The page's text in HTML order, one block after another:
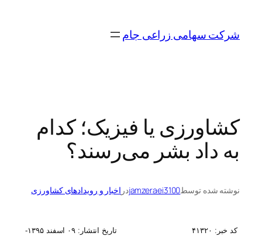
محتواشرکت سهامی زراعی جام
کشاورزی یا فیزیک؛ کدام
به داد بشر می‌رسند؟
نوشته شده توسطjamzeraei3100در اخبار و رویدادهای کشاورزی
کد خبر: ۴۱۳۲۰ تاریخ انتشار:
۰۹ اسفند ۱۳۹۵-